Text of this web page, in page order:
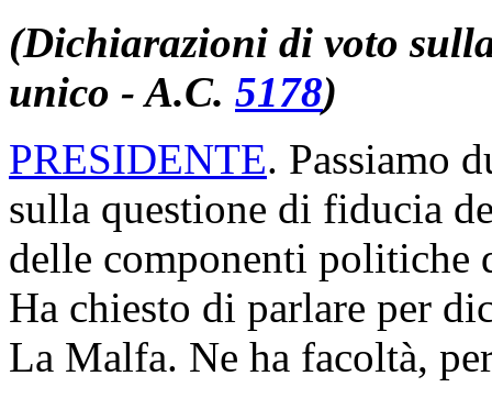
(Dichiarazioni di voto
unico - A.C. 5178)
PRESIDENTE. Passiamo
sulla questione di fiducia
delle componenti politiche
Ha chiesto di parlare per
La Malfa. Ne ha facoltà,